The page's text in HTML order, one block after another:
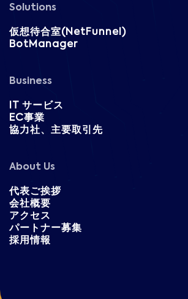
Solutions
仮想待合室(NetFunnel)
BotManager
Business
IT サービス
EC事業
協力社、主要取引先
About Us
代表ご挨拶
会社概要
アクセス
パートナー募集
採用情報